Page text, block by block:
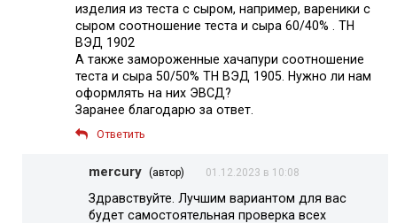
изделия из теста с сыром, например, вареники с
сыром соотношение теста и сыра 60/40% . ТН
ВЭД 1902
А также замороженные хачапури соотношение
теста и сыра 50/50% ТН ВЭД 1905. Нужно ли нам
оформлять на них ЭВСД?
Заранее благодарю за ответ.
Ответить
mercury (автор) 01.12.2023 в 10:08
Здравствуйте. Лучшим вариантом для вас
будет самостоятельная проверка всех